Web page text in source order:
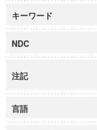
キーワード
NDC
注記
言語